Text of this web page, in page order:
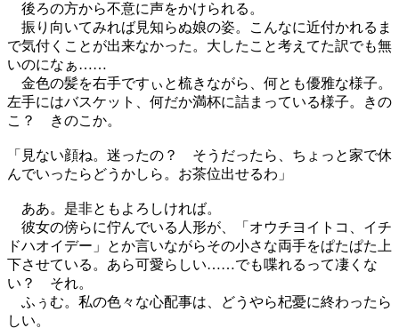
後ろの方から不意に声をかけられる。
振り向いてみれば見知らぬ娘の姿。こんなに近付かれるま
で気付くことが出来なかった。大したこと考えてた訳でも無
いのになぁ……
金色の髪を右手ですぃと梳きながら、何とも優雅な様子。
左手にはバスケット、何だか満杯に詰まっている様子。きの
こ？ きのこか。
「見ない顔ね。迷ったの？ そうだったら、ちょっと家で休
んでいったらどうかしら。お茶位出せるわ」
ああ。是非ともよろしければ。
彼女の傍らに佇んでいる人形が、「オウチヨイトコ、イチ
ドハオイデー」とか言いながらその小さな両手をぱたぱた上
下させている。あら可愛らしい……でも喋れるって凄くな
い？ それ。
ふぅむ。私の色々な心配事は、どうやら杞憂に終わったら
しい。